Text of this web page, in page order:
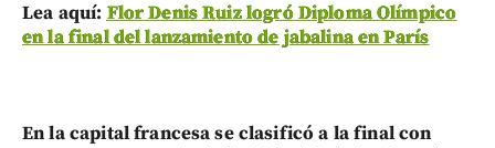
Lea aquí: Flor Denis Ruiz logró Diploma Olímpico
en la final del lanzamiento de jabalina en París
En la capital francesa se clasificó a la final con